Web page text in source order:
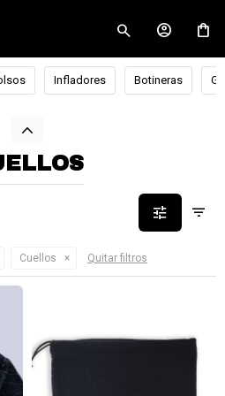
Infladores Botineras
Cuellos Quitar filtros